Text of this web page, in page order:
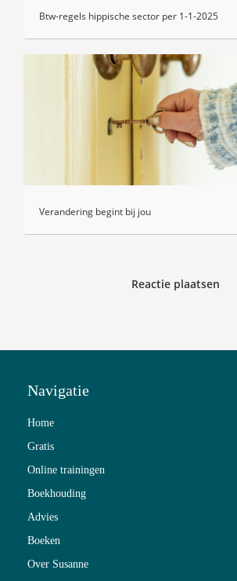
Btw-regels hippische sector per 1-1-2025
Verandering begint bij jou
Reactie plaatsen
Navigatie
Home
Gratis
Online trainingen
Boekhouding
Advies
Boeken
Over Susanne